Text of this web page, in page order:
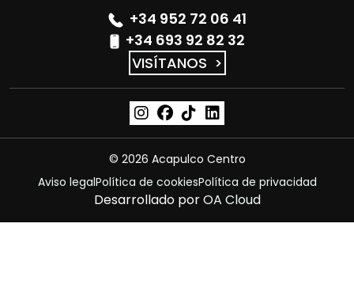
+34 952 72 06 41
+34 693 92 82 32
VISÍTANOS >
© 2026 Acapulco Centro
Aviso legalPolítica de cookiesPolítica de privacidad
Desarrollado porOA Cloud